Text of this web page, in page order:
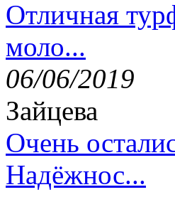
Отличная
моло...
06/06/2019
Зайцева
Очень
Надёжнос...